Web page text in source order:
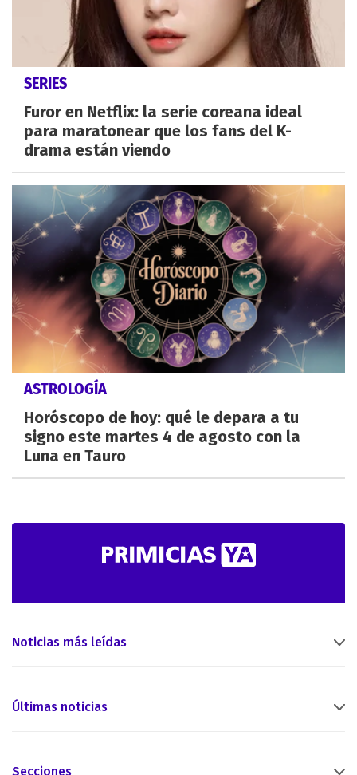
SERIES
Furor en Netflix: la serie coreana ideal
para maratonear que los fans del K-
drama están viendo
ASTROLOGÍA
Horóscopo de hoy: qué le depara a tu
signo este martes 4 de agosto con la
Luna en Tauro
Noticias más leídas
Últimas noticias
Secciones